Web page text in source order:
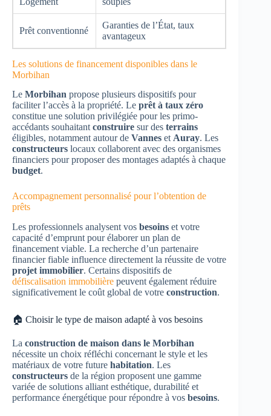
Prêt conventionné
Garanties de l’État, taux
avantageux
Les solutions de financement disponibles dans le
Morbihan
Le Morbihan propose plusieurs dispositifs pour
faciliter l’accès à la propriété. Le prêt à taux zéro
constitue une solution privilégiée pour les primo-
accédants souhaitantconstruire sur des terrains
éligibles, notamment autour de Vannes etAuray. Les
constructeurs locaux collaborent avec des organismes
financiers pour proposer des montages adaptés à chaque
budget.
Accompagnement personnalisé pour l’obtention de
prêts
Les professionnels analysent vos besoins et votre
capacité d’emprunt pour élaborer un plan de
financement viable. La recherche d’un partenaire
financier fiable influence directement la réussite de votre
projet immobilier. Certains dispositifs de
défiscalisation immobilière peuvent également réduire
significativement le coût global de votre construction.
🏠 Choisir le type de maison adapté à vos besoins
La construction de maison dans le Morbihan
nécessite un choix réfléchi concernant le style et les
matériaux de votre future habitation. Les
constructeurs de la région proposent une gamme
variée de solutions alliant esthétique, durabilité et
performance énergétique pour répondre à vos besoins.